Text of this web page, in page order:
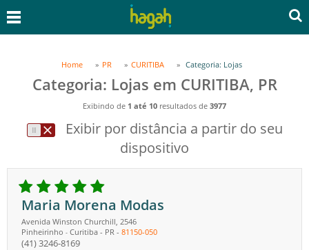
Home PR CURITIBA Categoria: Lojas
Categoria: Lojas em CURITIBA, PR
Exibindo de 1 até 10 resultados de 3977
Exibir por distância a partir do seu
dispositivo
Maria Morena Modas
Avenida Winston Churchill, 2546
Pinheirinho - Curitiba - PR - 81150-050
(41) 3246-8169